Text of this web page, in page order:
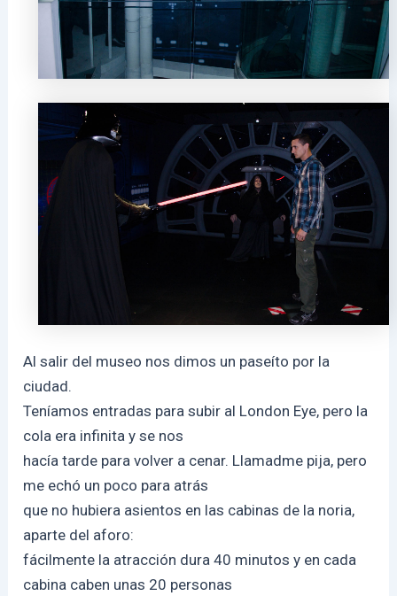
Al salir del museo nos dimos un paseíto por la
ciudad.
Teníamos entradas para subir al London Eye, pero la
cola era infinita y se nos
hacía tarde para volver a cenar. Llamadme pija, pero
me echó un poco para atrás
que no hubiera asientos en las cabinas de la noria,
aparte del aforo:
fácilmente la atracción dura 40 minutos y en cada
cabina caben unas 20 personas